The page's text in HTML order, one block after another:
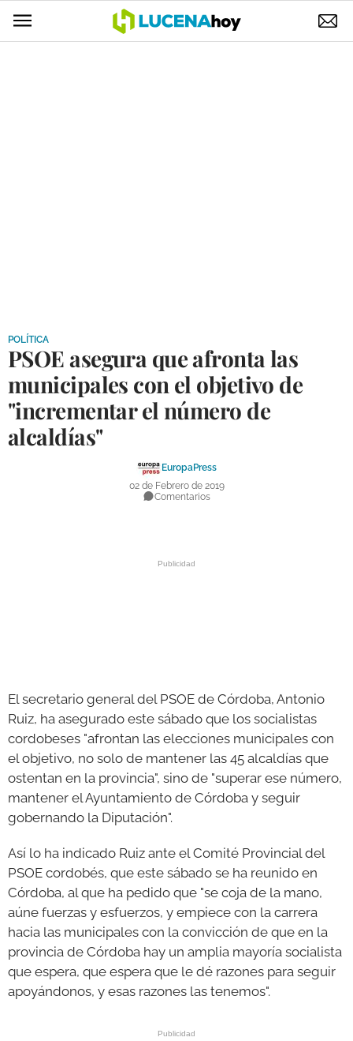
DEPORTES
COMPETICIONES
DEPORTE BASE
NECROLÓGICAS
GALERÍAS
POLÍTICA
PSOE asegura que afronta las
municipales con el objetivo de
"incrementar el número de
alcaldías"
EuropaPress
02 de Febrero de 2019
Comentarios
El secretario general del PSOE de Córdoba, Antonio
Ruiz, ha asegurado este sábado que los socialistas
cordobeses "afrontan las elecciones municipales con
el objetivo, no solo de mantener las 45 alcaldías que
ostentan en la provincia", sino de "superar ese número,
mantener el Ayuntamiento de Córdoba y seguir
gobernando la Diputación".
Así lo ha indicado Ruiz ante el Comité Provincial del
PSOE cordobés, que este sábado se ha reunido en
Córdoba, al que ha pedido que "se coja de la mano,
aúne fuerzas y esfuerzos, y empiece con la carrera
hacia las municipales con la convicción de que en la
provincia de Córdoba hay un amplia mayoría socialista
que espera, que espera que le dé razones para seguir
apoyándonos, y esas razones las tenemos".